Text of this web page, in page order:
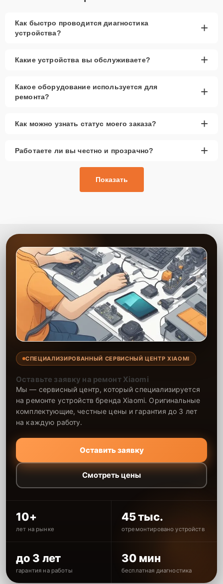
Как быстро проводится диагностика
устройства?
+
Какие устройства вы обслуживаете? +
Какое оборудование используется для
ремонта?
+
Как можно узнать статус моего заказа? +
Работаете ли вы честно и прозрачно? +
Показать
СПЕЦИАЛИЗИРОВАННЫЙ СЕРВИСНЫЙ ЦЕНТР XIAOMI
Оставьте заявку на ремонт Xiaomi
Мы — сервисный центр, который специализируется
на ремонте устройств бренда Xiaomi. Оригинальные
комплектующие, честные цены и гарантия до 3 лет
на каждую работу.
Оставить заявку
Смотреть цены
10+
лет на рынке
45 тыс.
отремонтировано устройств
до 3 лет
гарантия на работы
30 мин
бесплатная диагностика